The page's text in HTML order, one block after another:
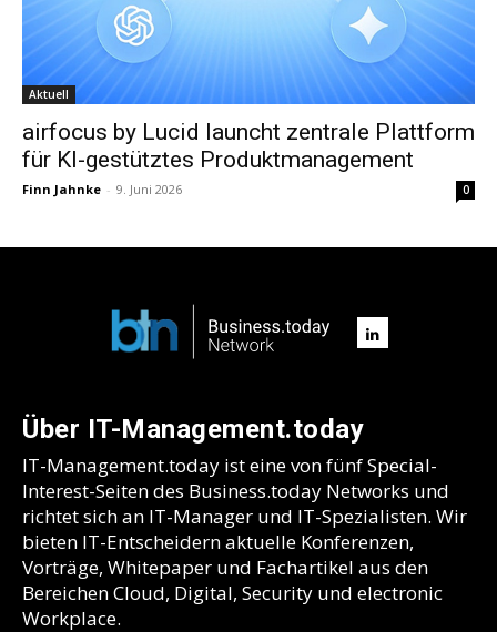
Aktuell
airfocus by Lucid launcht zentrale Plattform
für KI-gestütztes Produktmanagement
Finn Jahnke - 9. Juni 2026 0
Über IT-Management.today
IT-Management.today ist eine von fünf Special-
Interest-Seiten des Business.today Networks und
richtet sich an IT-Manager und IT-Spezialisten. Wir
bieten IT-Entscheidern aktuelle Konferenzen,
Vorträge, Whitepaper und Fachartikel aus den
Bereichen Cloud, Digital, Security und electronic
Workplace.